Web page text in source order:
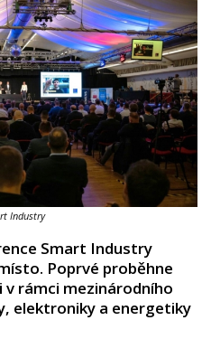
Industry
Smart Industry
Poprvé proběhne
rámci mezinárodního
elektroniky a energetiky